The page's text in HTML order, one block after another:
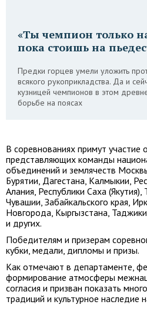
«Ты чемпион только
пока стоишь на
Предки горцев умели уложить
всякого рукоприкладства. Да и
кузницей чемпионов в этом
борьбе на поясах
В соревнованиях примут участие
представляющих команды
объединений и землячеств
Бурятии, Дагестана, Калмыкии,
Алания, Республики Саха
Чувашии, Забайкальского края,
Новгорода, Кыргызстана,
и других.
Победителям и призерам
кубки, медали, дипломы и призы.
Как отмечают в департаменте,
формирование атмосферы
согласия и призван показать
традиций и культурное наследие